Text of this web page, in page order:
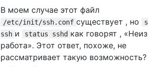
В моем случае этот файл
/etc/init/ssh.conf существует , но
ssh и status sshd как говорят ,
работа». Этот ответ, похоже, не
рассматривает такую ​​возможность?